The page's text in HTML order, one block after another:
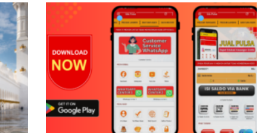
PagePagePagePagePage